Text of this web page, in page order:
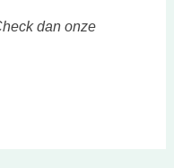
dan onze
link opent in een